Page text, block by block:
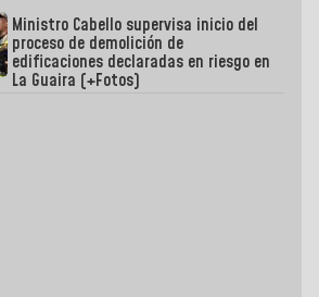
Ministro Cabello supervisa inicio del
proceso de demolición de
edificaciones declaradas en riesgo en
La Guaira (+Fotos)